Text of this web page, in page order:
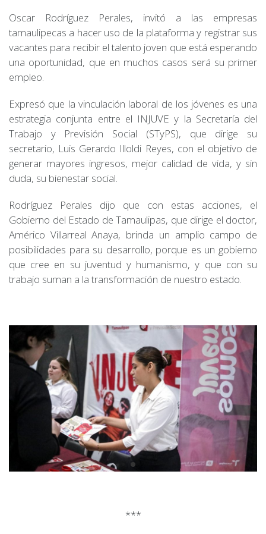
Oscar Rodríguez Perales, invitó a las empresas
tamaulipecas a hacer uso de la plataforma y registrar sus
vacantes para recibir el talento joven que está esperando
una oportunidad, que en muchos casos será su primer
empleo.
Expresó que la vinculación laboral de los jóvenes es una
estrategia conjunta entre el INJUVE y la Secretaría del
Trabajo y Previsión Social (STyPS), que dirige su
secretario, Luis Gerardo Illoldi Reyes, con el objetivo de
generar mayores ingresos, mejor calidad de vida, y sin
duda, su bienestar social.
Rodríguez Perales dijo que con estas acciones, el
Gobierno del Estado de Tamaulipas, que dirige el doctor,
Américo Villarreal Anaya, brinda un amplio campo de
posibilidades para su desarrollo, porque es un gobierno
que cree en su juventud y humanismo, y que con su
trabajo suman a la transformación de nuestro estado.
***